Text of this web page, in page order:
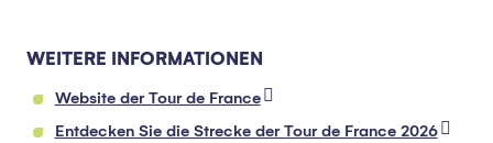
WEITERE INFORMATIONEN
Website der Tour de France
Entdecken Sie die Strecke der Tour de France 2026